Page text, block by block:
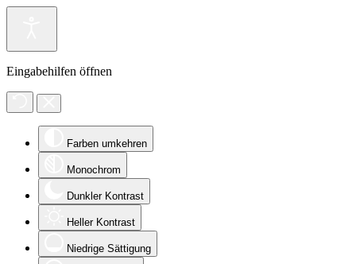
Eingabehilfen öffnen
Farben umkehren
Monochrom
Dunkler Kontrast
Heller Kontrast
Niedrige Sättigung